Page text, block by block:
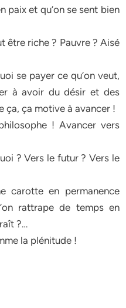
paix et qu’on se sent bien
être riche ? Pauvre ? Aisé
se payer ce qu’on veut,
à avoir du désir et des
ça, ça motive à avancer !
! Avancer vers
? Vers le futur ? Vers le
carotte en permanence
rattrape de temps en
?…
la plénitude !